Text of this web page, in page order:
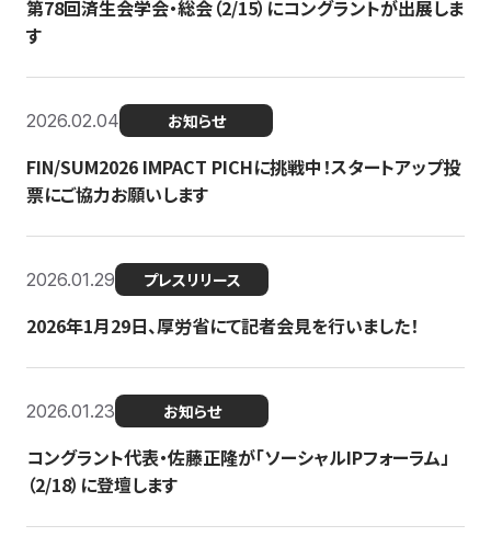
第78回済生会学会・総会（2/15）にコングラントが出展しま
す
2026.02.04 お知らせ
FIN/SUM2026 IMPACT PICHに挑戦中！スタートアップ投
票にご協力お願いします
2026.01.29 プレスリリース
2026年1月29日、厚労省にて記者会見を行いました！
2026.01.23 お知らせ
コングラント代表・佐藤正隆が「ソーシャルIPフォーラム」
（2/18）に登壇します